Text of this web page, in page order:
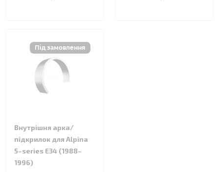
Внутрішня арка/
підкрилок для Alpina
5–series E34 (1988–
1996)